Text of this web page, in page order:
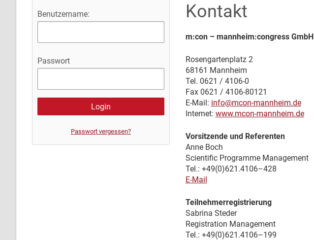
Benutzername:
Passwort
Passwort vergessen?
Kontakt
m:con – mannheim:congress GmbH
Rosengartenplatz 2
68161 Mannheim
Tel. 0621 / 4106-0
Fax 0621 / 4106-80121
E-Mail: info@mcon-mannheim.de
Internet: www.mcon-mannheim.de
Vorsitzende und Referenten
Anne Boch
Scientific Programme Management
Tel.: +49(0)621.4106–428
E-Mail
Teilnehmerregistrierung
Sabrina Steder
Registration Management
Tel.: +49(0)621.4106–199